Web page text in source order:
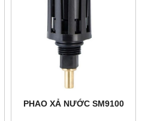
PHAO XẢ NƯỚC SM9100